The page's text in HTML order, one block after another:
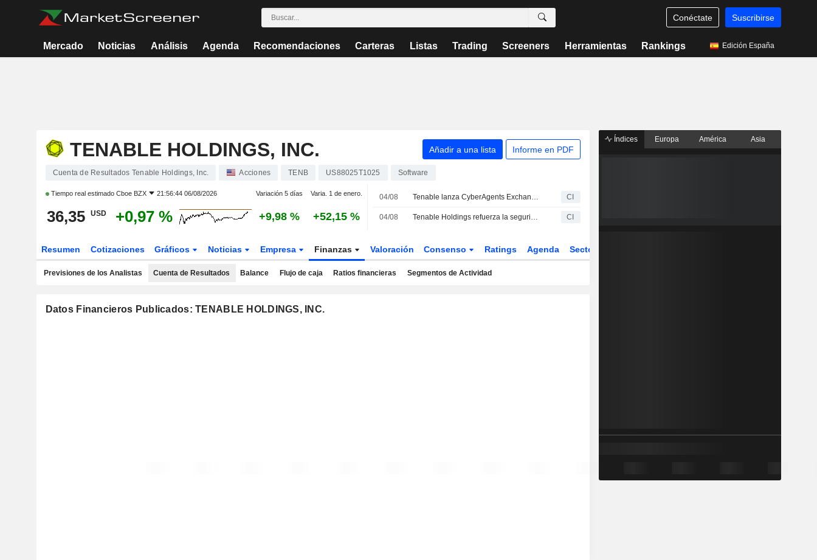
Conéctate Suscribirse
Mercado Noticias Análisis Agenda Recomendaciones Carteras Listas Trading Screeners Herramientas Rankings Edición España
TENABLE HOLDINGS, INC. Añadir a una lista Informe en PDF
Cuenta de Resultados Tenable Holdings, Inc. Acciones TENB US88025T1025 Software
Tiempo real estimado Cboe BZX 21:56:44 06/08/2026 Variación 5 días Varia. 1 de enero.
36,35 USD +0,97 % +9,98 % +52,15 %
04/08 Tenable lanza CyberAgents Exchange, un mercado de código abierto para agentes de inteligencia artificial CI
04/08 Tenable Holdings refuerza la seguridad de la inteligencia artificial en su plataforma Tenable One CI
Resumen Cotizaciones Gráficos Noticias Empresa Finanzas Valoración Consenso Ratings Agenda Sector
Previsiones de los Analistas Cuenta de Resultados Balance Flujo de caja Ratios financieras Segmentos de Actividad
Datos Financieros Publicados: TENABLE HOLDINGS, INC.
Índices Europa América Asia